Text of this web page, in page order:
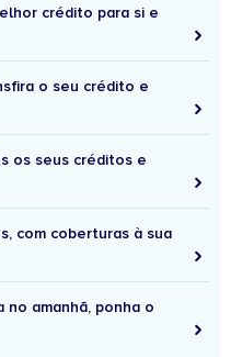
crédito para si e
o seu crédito e
os seus créditos e
com coberturas à sua
no amanhã, ponha o